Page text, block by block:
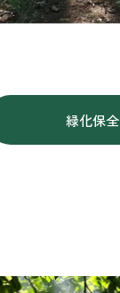
緑化保全